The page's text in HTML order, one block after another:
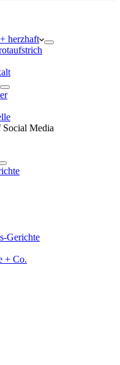
herzhaft
Media
Gerichte
+ Co.